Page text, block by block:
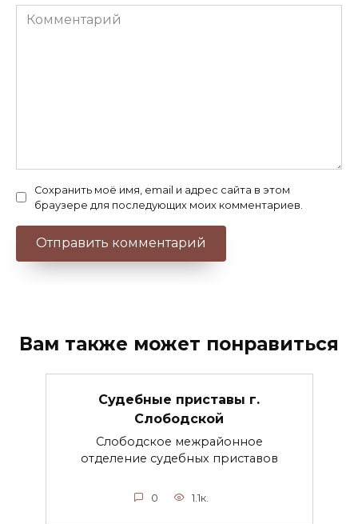
Комментарий
Сохранить моё имя, email и адрес сайта в этом
браузере для последующих моих комментариев.
Вам также может понравиться
Судебные приставы г.
Слободской
Слободское межрайонное
отделение судебных приставов
0 1.1к.